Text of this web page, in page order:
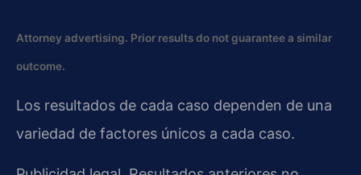
Attorney advertising. Prior results do not guarantee a similar
outcome.
Los resultados de cada caso dependen de una
variedad de factores únicos a cada caso.